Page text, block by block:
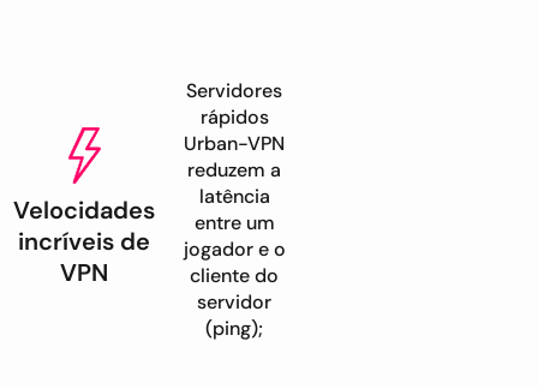
Velocidades
incríveis de
VPN
Servidores
rápidos
Urban-VPN
reduzem a
latência
entre um
jogador e o
cliente do
servidor
(ping);